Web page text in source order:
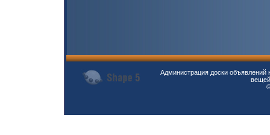
Администрация доски объявлений